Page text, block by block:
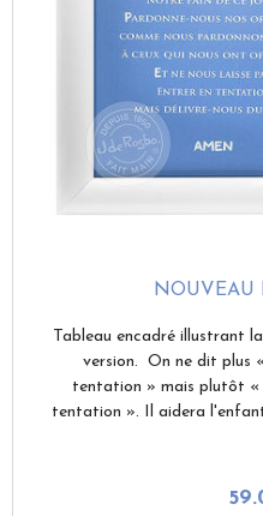
NOUVEAU
59
Tableau encadré illustrant
version. On ne dit plus
tentation » mais plutôt «
tentation ». Il aidera